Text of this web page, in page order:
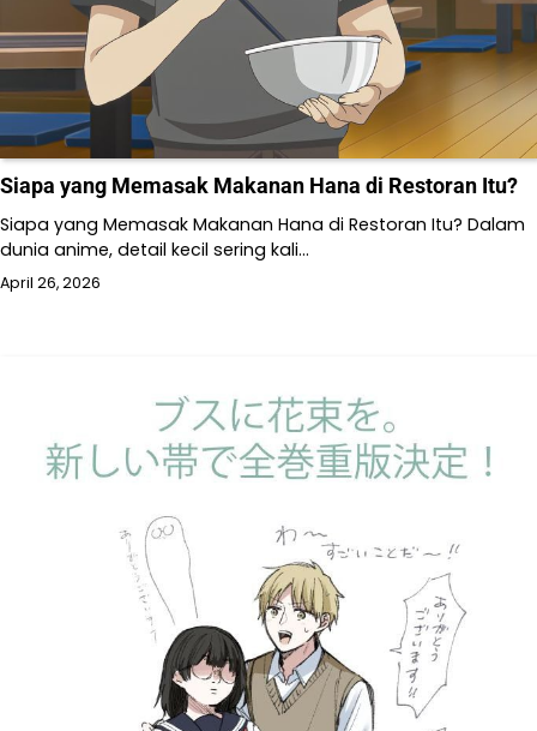
Siapa yang Memasak Makanan Hana di Restoran Itu?
Siapa yang Memasak Makanan Hana di Restoran Itu? Dalam
dunia anime, detail kecil sering kali…
April 26, 2026